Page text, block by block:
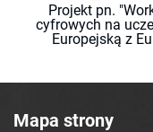
Projekt pn.
cyfrowych na
Europejską z
Mapa strony